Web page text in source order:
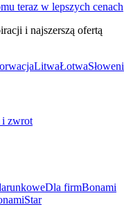
teraz w lepszych cenach
i najszerszą ofertą
LitwaŁotwa
i zwrot
Dla firmBonami